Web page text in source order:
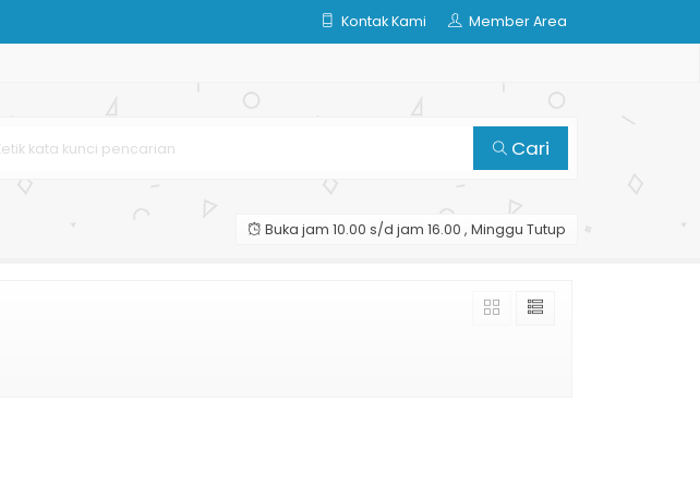
Kontak Kami Member Area
Cari
Buka jam 10.00 s/d jam 16.00 , Minggu Tutup